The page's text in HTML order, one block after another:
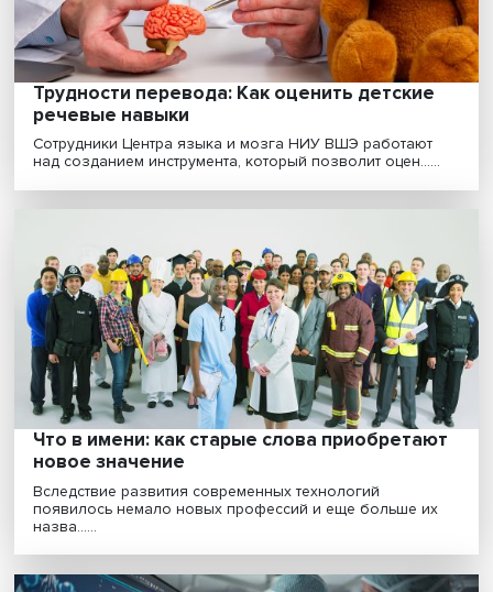
Новые исследования в лингвистике вызывают
необходимость применять междисциплинарные
анализ......
Трудности перевода: Как оценить
речевые навыки
Сотрудники Центра языка и мозга НИУ ВШЭ
над созданием инструмента, который позволит